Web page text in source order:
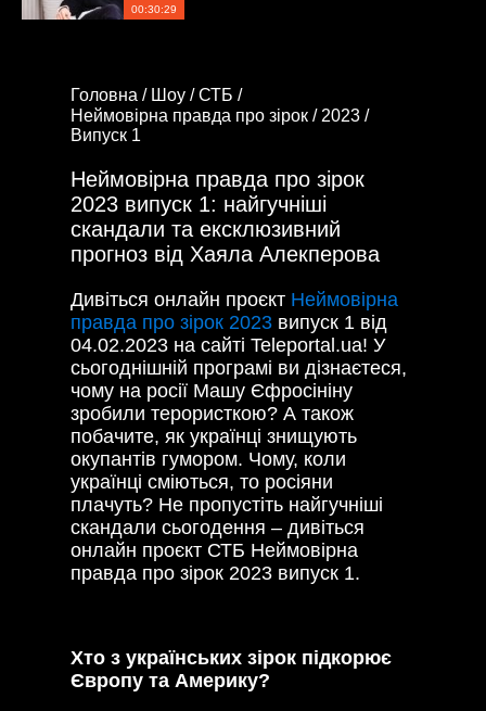
00:30:29
Головна / Шоу /СТБ /
Неймовірна правда про зірок / 2023 /
Випуск 1
Неймовірна правда про зірок
2023 випуск 1: найгучніші
скандали та ексклюзивний
прогноз від Хаяла Алекперова
Дивіться онлайн проєкт Неймовірна
правда про зірок 2023 випуск 1 від
04.02.2023 на сайті Teleportal.ua! У
сьогоднішній програмі ви дізнаєтеся,
чому на росії Машу Єфросініну
зробили терористкою? А також
побачите, як українці знищують
окупантів гумором. Чому, коли
українці сміються, то росіяни
плачуть? Не пропустіть найгучніші
скандали сьогодення – дивіться
онлайн проєкт СТБ Неймовірна
правда про зірок 2023 випуск 1.
Хто з українських зірок підкорює
Європу та Америку?